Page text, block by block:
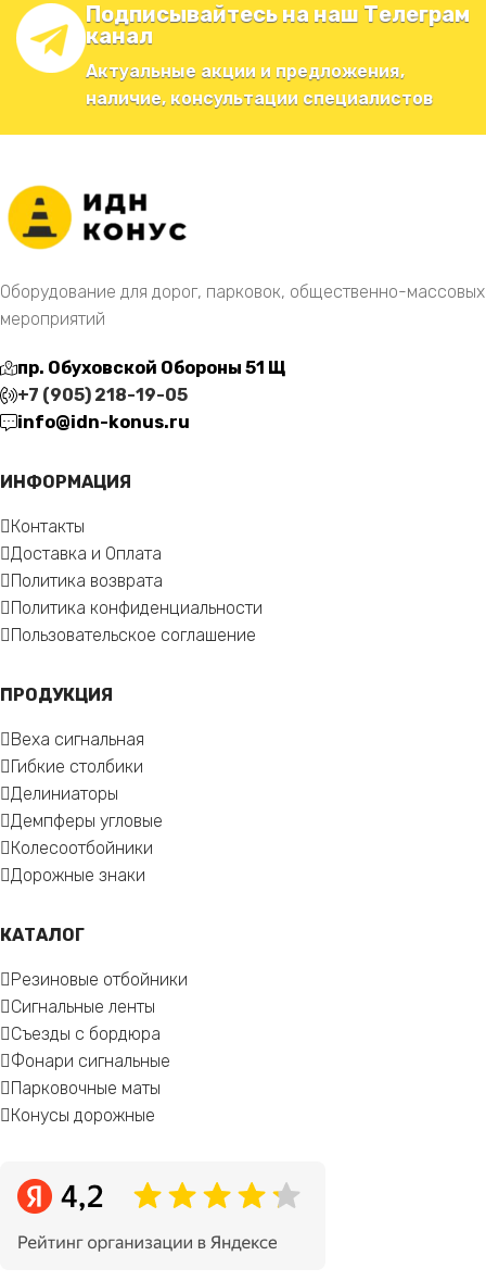
Подписывайтесь на наш Телеграм
канал
Актуальные акции и предложения,
наличие, консультации специалистов
Оборудование для дорог, парковок, общественно-массовых
мероприятий
пр. Обуховской Обороны 51 Щ
+7 (905) 218-19-05
info@idn-konus.ru
ИНФОРМАЦИЯ
Контакты
Доставка и Оплата
Политика возврата
Политика конфиденциальности
Пользовательское соглашение
ПРОДУКЦИЯ
Веха сигнальная
Гибкие столбики
Делиниаторы
Демпферы угловые
Колесоотбойники
Дорожные знаки
КАТАЛОГ
Резиновые отбойники
Сигнальные ленты
Съезды с бордюра
Фонари сигнальные
Парковочные маты
Конусы дорожные